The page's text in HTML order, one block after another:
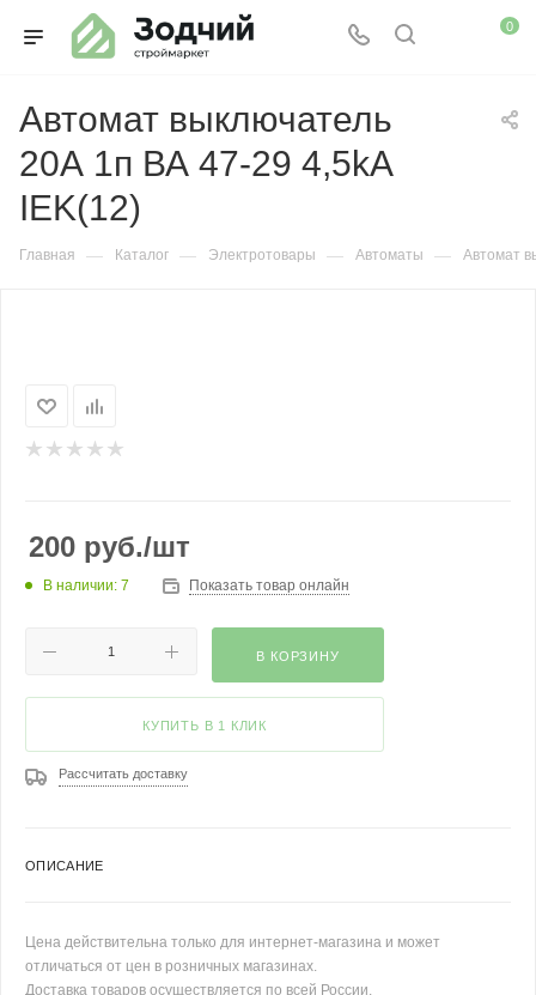
0
Автомат выключатель
20А 1п ВА 47-29 4,5kA
IEK(12)
Главная — Каталог — Электротовары — Автоматы — Автомат
200 руб./шт
В наличии: 7 Показать товар онлайн
В КОРЗИНУ
КУПИТЬ В 1 КЛИК
Рассчитать доставку
ОПИСАНИЕ
Цена действительна только для интернет-магазина и может
отличаться от цен в розничных магазинах.
Доставка товаров осуществляется по всей России.